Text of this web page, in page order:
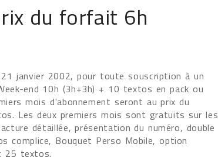
du forfait 6h
janvier 2002, pour toute souscription à un
end 10h (3h+3h) + 10 textos en pack ou
mois d'abonnement seront au prix du
Les deux premiers mois sont gratuits sur les
détaillée, présentation du numéro, double
complice, Bouquet Perso Mobile, option
textos.